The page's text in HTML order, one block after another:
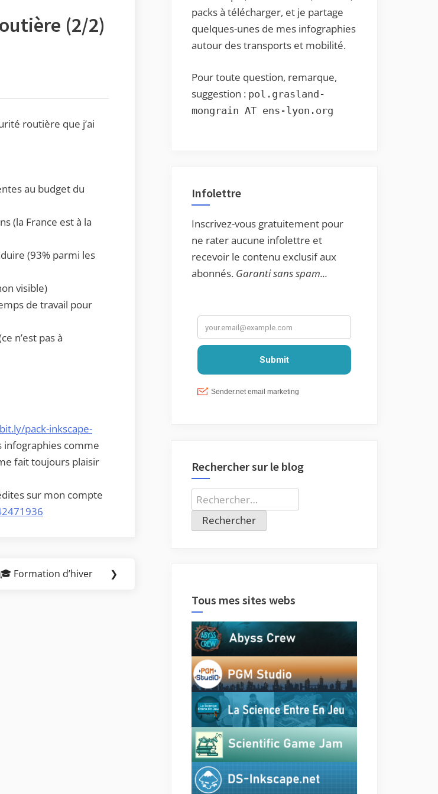
(2/2)
routière que j’ai
au budget du
(la France est à la
(93% parmi les
visible)
de travail pour
n’est pas à
pack-inkscape-
infographies comme
fait toujours plaisir
sur mon compte
Next
🎓 Formation d’hiver ❯
packs à télécharger, et je partage
quelques-unes de mes infographies
autour des transports et mobilité.
Pour toute question, remarque,
suggestion : pol.grasland-
mongrain AT ens-lyon.org
Infolettre
Inscrivez-vous gratuitement pour
ne rater aucune infolettre et
recevoir le contenu exclusif aux
abonnés. Garanti sans spam...
Rechercher sur le blog
Rechercher :
Tous mes sites webs